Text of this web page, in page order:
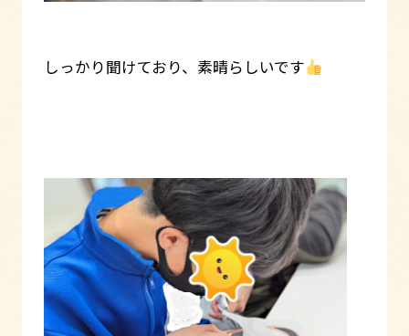
しっかり聞けており、素晴らしいです